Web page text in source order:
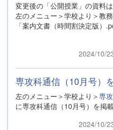
変更後の「公開授業」の資料は
左のメニュー＞学校より＞教
「案内文書（時間割決定版）
2024/10/
専攻科通信（10月号）
左のメニュー＞学校より＞専
に専攻科通信（10月号）を掲
2024/10/